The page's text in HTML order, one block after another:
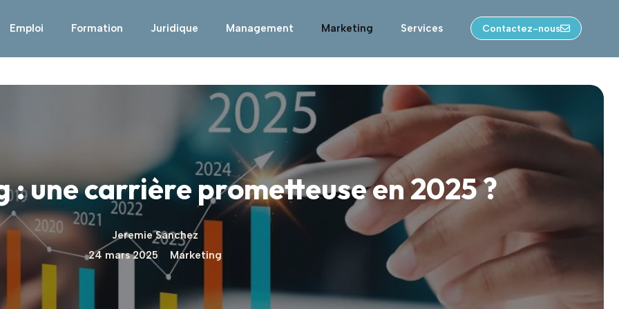
Emploi Formation Juridique Management Marketing Services Contactez-nous
une carrière prometteuse en 2025 ?
Jeremie Sanchez
24 mars 2025
Marketing